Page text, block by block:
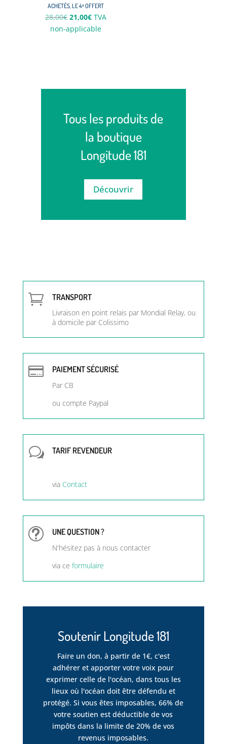
ACHETÉS, LE 4ᵉ OFFERT
28,00€ Le
prix
21,00€Le
prix
TVA
non-applicable
Tous les produits de
la boutique
Longitude 181
Découvrir
 TRANSPORT
Livraison en point relais par Mondial Relay, ou
à domicile par Colissimo
 PAIEMENT SÉCURISÉ
Par CB
ou compte Paypal
w TARIF REVENDEUR
via Contact
t UNE QUESTION ?
N'hésitez pas à nous contacter
via ce formulaire
Soutenir Longitude 181
Faire un don, à partir de 1€, c'est
adhérer et apporter votre voix pour
exprimer celle de l'océan, dans tous les
lieux où l'océan doit être défendu et
protégé. Si vous êtes imposables, 66% de
votre soutien est déductible de vos
impôts dans la limite de 20% de vos
revenus imposables.